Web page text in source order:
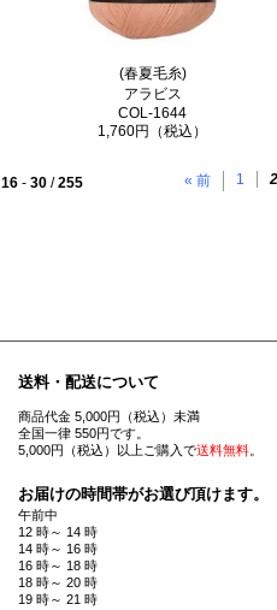
(春夏毛糸)
アラビス
COL-1644
1,760円（税込）
16 - 30 /255 « 前 1 2
送料・配送について
商品代金 5,000円（税込）未満
全国一律 550円です。
5,000円（税込）以上ご購入で送料無料。
お届けの時間帯がお選び頂けます。
午前中
12 時～ 14 時
14 時～ 16 時
16 時～ 18 時
18 時～ 20 時
19 時～ 21 時